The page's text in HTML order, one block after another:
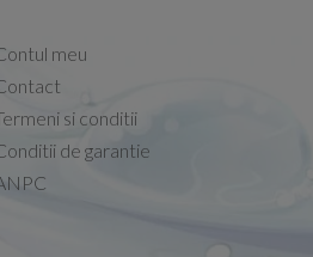
Grohe sunt de bună calitate și se
-08.02.2026
meu
si conditii
de garantie